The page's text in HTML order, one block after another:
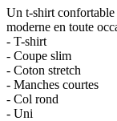
Un t-shirt
moderne en toute
- T-shirt
- Coupe slim
- Coton stretch
- Manches courtes
- Col rond
- Uni